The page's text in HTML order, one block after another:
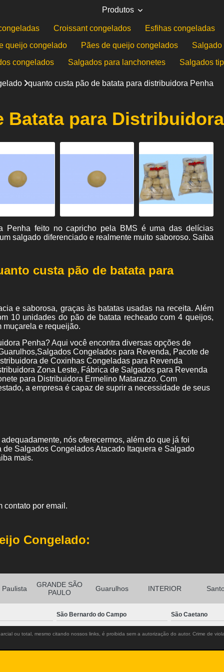
Produtos
Croissant congelados
Esfihas congeladas
queijo congelado
Pães de queijo congelados
Salgado
congelados
Salgados para lanchonetes Salgados
quanto custa pão de batata para distribuidora Penha
Batata para
Penha feito no capricho pela BMS é uma das delícias
salgado diferenciado e realmente muito saboroso. Saiba
custa pão de batata para
e saborosa, graças às batatas usadas na receita. Além
10 unidades do pão de batata recheado com 4 queijos,
muçarela e requeijão.
Penha? Aqui você encontra diversas opções de
Congelados para Revenda, Pacote de
de Coxinhas Congeladas para Revenda
Zona Leste, Fábrica de Salgados para Revenda
para Distribuidora Ermelino Matarazzo. Com
a empresa é capaz de suprir a necessidade de seus
nós oferecermos, além do que já foi
Salgados Congelados Atacado Itaquera e Salgado
mais.
contato por email.
Congelado:
Paulista
GRANDE SÃO
PAULO
Guarulhos INTERIOR
São Bernardo do Campo São Caetano
ou total, mesmo citando nossos links, é proibida sem a autorização do autor. Crime de